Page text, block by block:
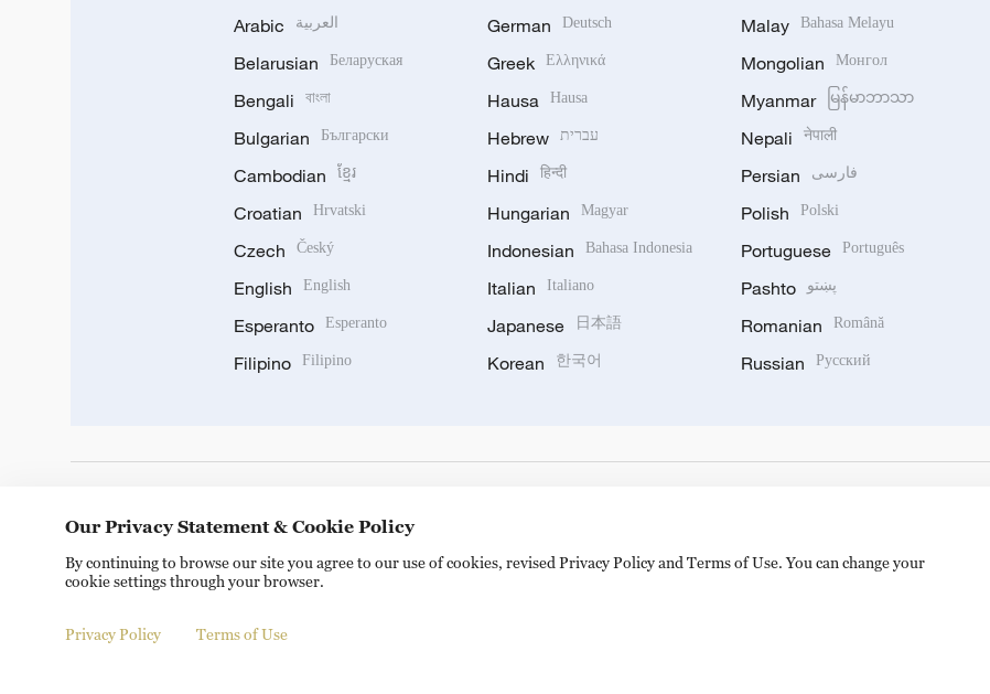
Arabic العربية
Belarusian Беларуская
Bengali বাংলা
Bulgarian Български
Cambodian ខ្មែរ
Croatian Hrvatski
Czech Český
English English
Esperanto Esperanto
Filipino Filipino
German Deutsch
Greek Ελληνικά
Hausa Hausa
Hebrew עברית
Hindi हिन्दी
Hungarian Magyar
Indonesian Bahasa Indonesia
Italian Italiano
Japanese 日本語
Korean 한국어
Malay Bahasa Melayu
Mongolian Монгол
Myanmar မြန်မာဘာသာ
Nepali नेपाली
Persian فارسی
Polish Polski
Portuguese Português
Pashto پښتو
Romanian Română
Russian Русский
Copyright © 2024 CGTN. 京ICP备20000184号
Our Privacy Statement & Cookie Policy
By continuing to browse our site you agree to our use of cookies, revised Privacy Policy and Terms of Use. You can change your
cookie settings through your browser.
Privacy Policy Terms of Use